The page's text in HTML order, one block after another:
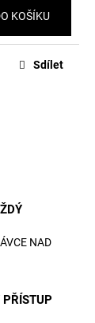
KOŠÍKU
Sdílet
NAD
PŘÍSTUP